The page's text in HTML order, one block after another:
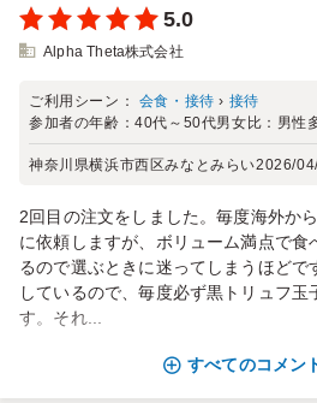
5.0
Alpha Theta株式会社
ご利用シーン： 会食・接待 › 接待
参加者の年齢：40代～50代男女比： 男性
神奈川県横浜市西区みなとみらい2026/
2回目の注文をしました。毎度海外か
に依頼しますが、ボリューム満点で食
るので選ぶときに迷ってしまうほどで
しているので、毎度必ず黒トリュフ玉
す。それ...
すべてのコメン